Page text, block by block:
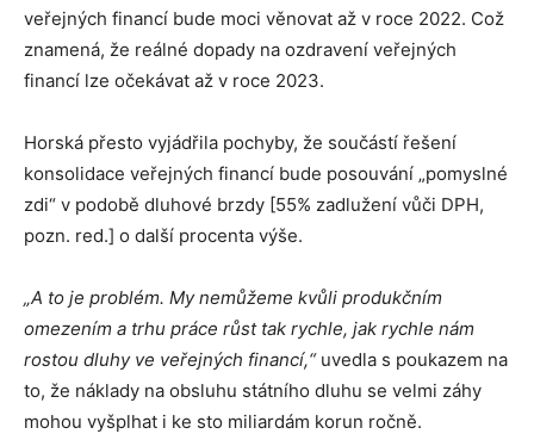
veřejných financí bude moci věnovat až v roce 2022. Což
znamená, že reálné dopady na ozdravení veřejných
financí lze očekávat až v roce 2023.
Horská přesto vyjádřila pochyby, že součástí řešení
konsolidace veřejných financí bude posouvání „pomyslné
zdi“ v podobě dluhové brzdy [55% zadlužení vůči DPH,
pozn. red.] o další procenta výše.
„A to je problém. My nemůžeme kvůli produkčním
omezením a trhu práce růst tak rychle, jak rychle nám
rostou dluhy ve veřejných financí,“ uvedla s poukazem na
to, že náklady na obsluhu státního dluhu se velmi záhy
mohou vyšplhat i ke sto miliardám korun ročně.